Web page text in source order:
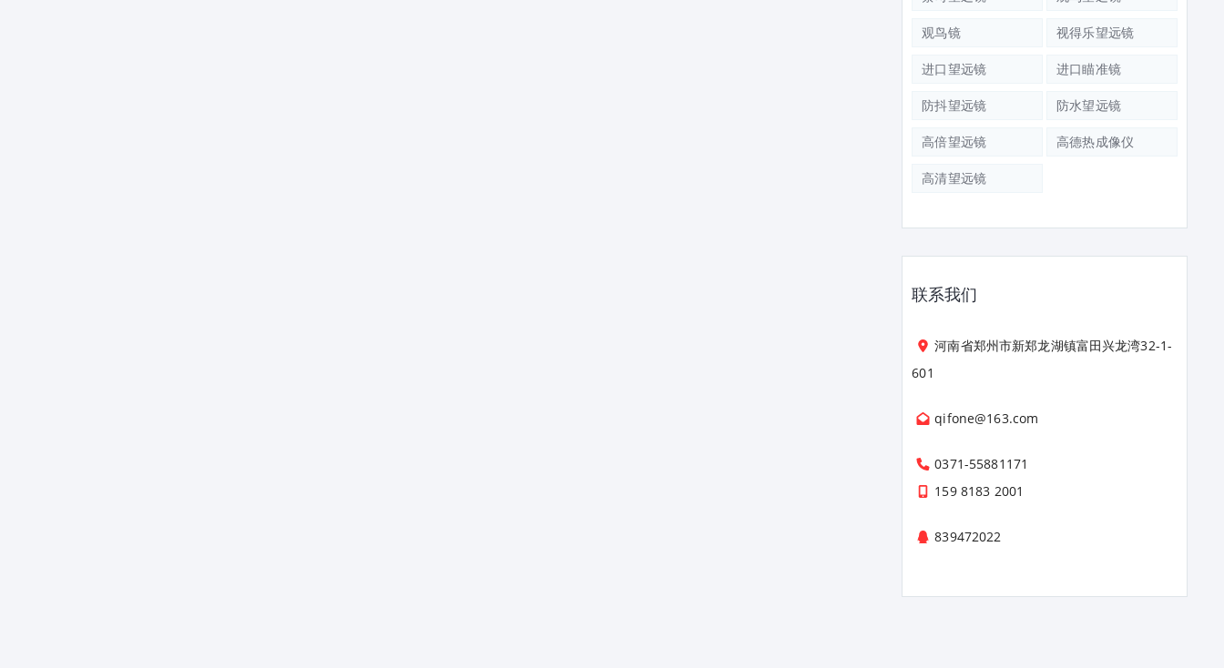
观鸟镜 视得乐望远镜
进口望远镜 进口瞄准镜
防抖望远镜 防水望远镜
高倍望远镜 高德热成像仪
高清望远镜
联系我们
河南省郑州市新郑龙湖镇富田兴龙湾32-1-
601
qifone@163.com
0371-55881171
159 8183 2001
839472022